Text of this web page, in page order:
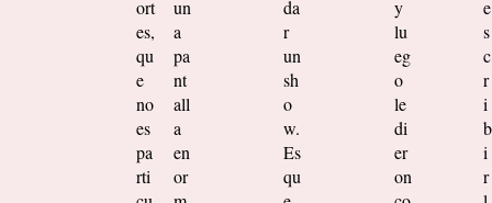
ort
es,
qu
e
no
es
pa
rti
un
a
pa
nt
all
a
en
or
da
r
un
sh
o
w.
Es
qu
y
lu
eg
o
le
di
er
on
e
s
c
r
i
b
i
r